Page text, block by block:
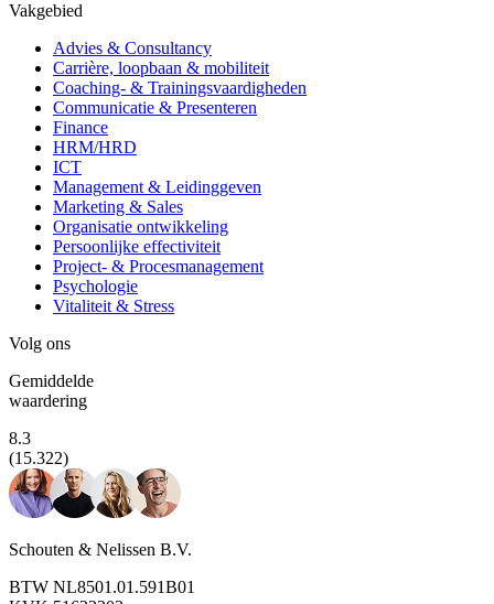
Vakgebied
Advies & Consultancy
Carrière, loopbaan & mobiliteit
Coaching- & Trainingsvaardigheden
Communicatie & Presenteren
Finance
HRM/HRD
ICT
Management & Leidinggeven
Marketing & Sales
Organisatie ontwikkeling
Persoonlijke effectiviteit
Project- & Procesmanagement
Psychologie
Vitaliteit & Stress
Volg ons
Gemiddelde
waardering
8.3
(15.322)
Schouten & Nelissen B.V.
BTW NL8501.01.591B01